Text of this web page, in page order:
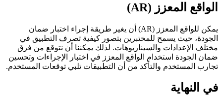
الواقع المعزز (AR)
يمكن للواقع المعزز (AR) أن يغير طريقة إجراء اختبار ضمان
الجودة، حيث يسمح للمختبرين بتصور كيفية تصرف التطبيق في
مختلف الإعدادات والسيناريوهات. لذلك يمكننا أن نتوقع من فرق
ضمان الجودة استخدام الواقع المعزز في اختبار الإجراءات وتحسين
تجارب المستخدم والتأكد من أن التطبيقات تلبي توقعات المستخدم.
في النهاية